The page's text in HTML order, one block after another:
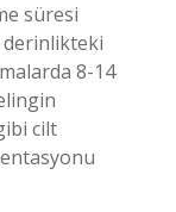
süresi
derinlikteki
8-14
cilt